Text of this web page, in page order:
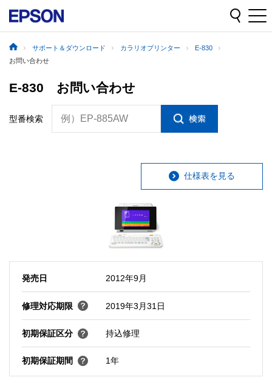
サポート＆ダウンロード カラリオプリンター
E-830
お問い合わせ
E-830 お問い合わせ
型番検索 例）EP-885AW
仕様表を見る
発売日 2012年9月
修理対応期限 2019年3月31日
初期保証区分 持込修理
初期保証期間 1年